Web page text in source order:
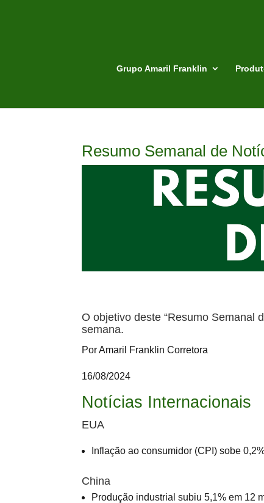
Grupo Amaril Franklin
Resumo Semanal de
O objetivo deste “Resumo Semanal
semana.
Por Amaril Franklin Corretora
16/08/2024
Notícias Internacionais
EUA
Inflação ao consumidor (CPI) sobe
China
Produção industrial subiu 5,1% em 12